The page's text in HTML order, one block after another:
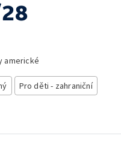
americké
Pro děti - zahraniční